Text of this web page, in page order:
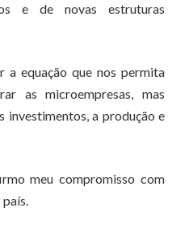
e de novas estruturas
a equação que nos permita
as microempresas, mas
investimentos, a produção e
meu compromisso com